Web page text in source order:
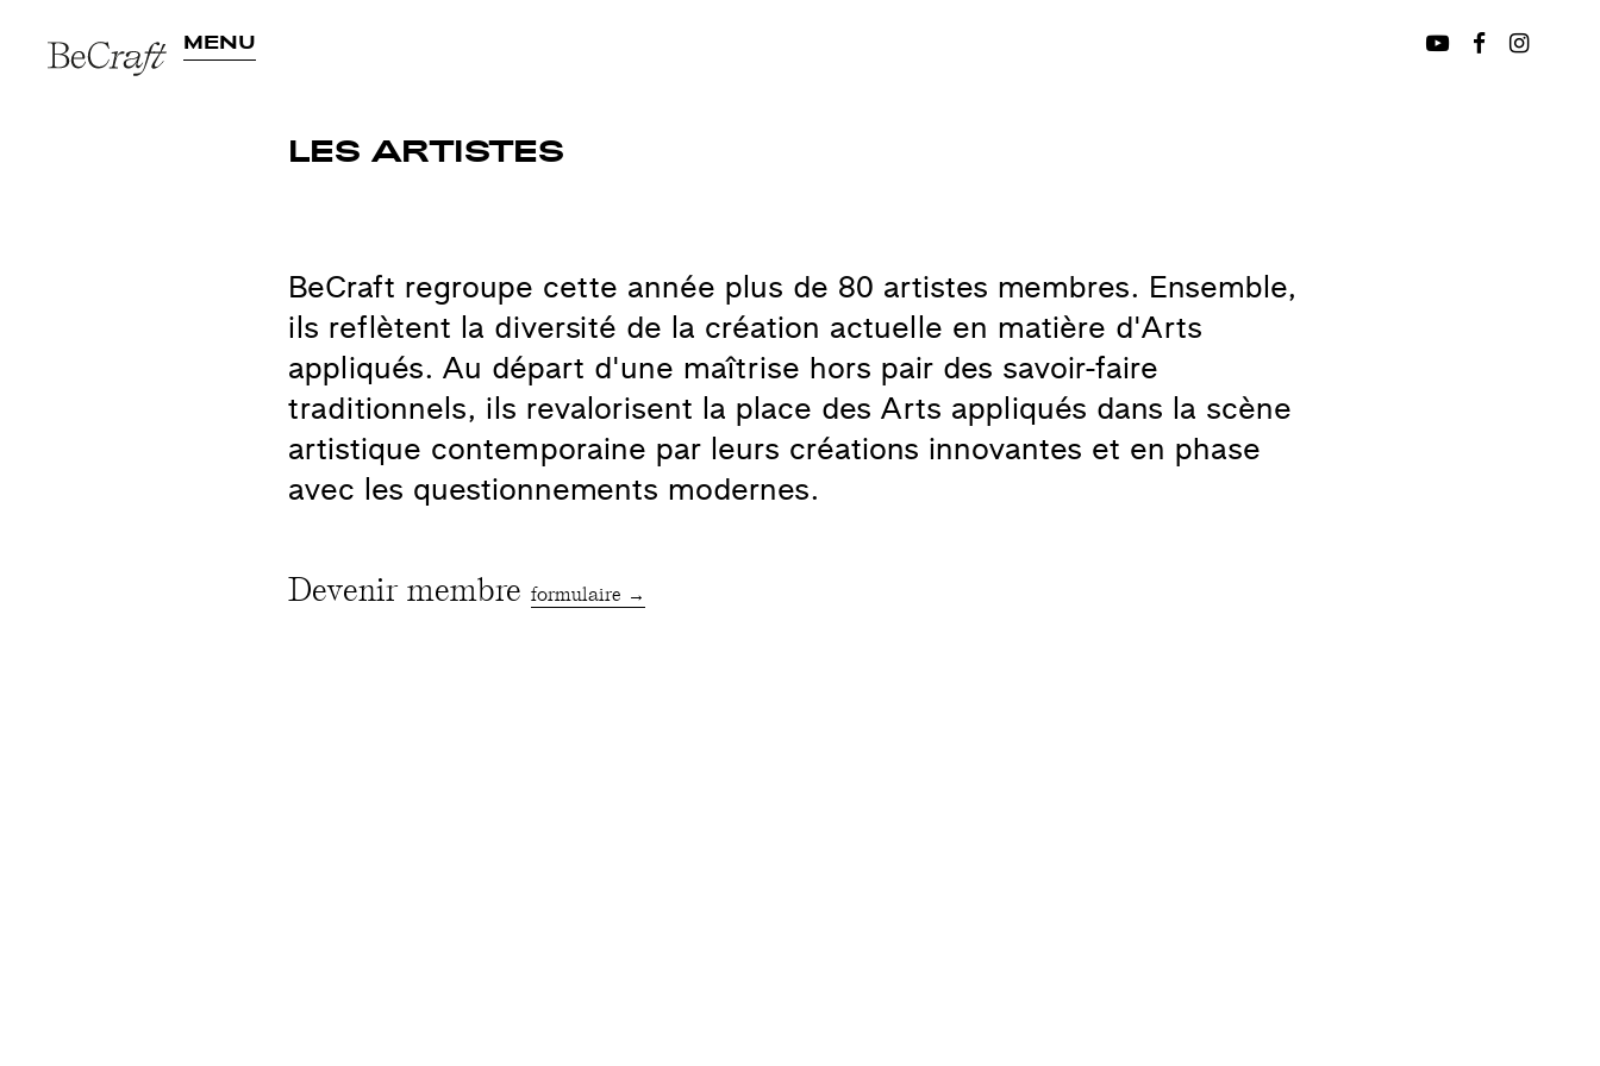
MENU
LES ARTISTES
BeCraft regroupe cette année plus de 80 artistes membres. Ensemble,
ils reflètent la diversité de la création actuelle en matière d'Arts
appliqués. Au départ d'une maîtrise hors pair des savoir-faire
traditionnels, ils revalorisent la place des Arts appliqués dans la scène
artistique contemporaine par leurs créations innovantes et en phase
avec les questionnements modernes.
Devenir membre formulaire →